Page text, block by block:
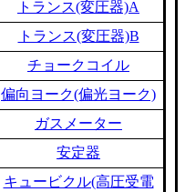
トランス(変圧器)A
トランス(変圧器)B
チョークコイル
偏向ヨーク(偏光ヨーク)
ガスメーター
安定器
キュービクル(高圧受電